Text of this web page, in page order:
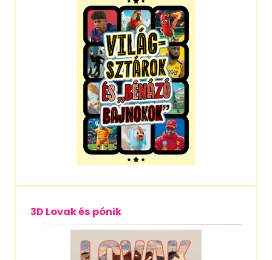
3D Lovak és pónik